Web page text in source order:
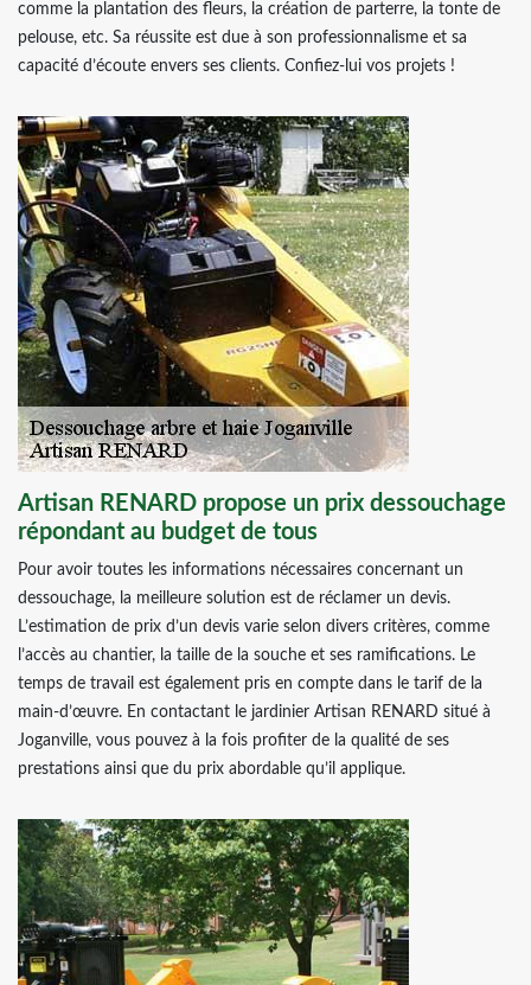
comme la plantation des fleurs, la création de parterre, la tonte de
pelouse, etc. Sa réussite est due à son professionnalisme et sa
capacité d’écoute envers ses clients. Confiez-lui vos projets !
Artisan RENARD propose un prix dessouchage
répondant au budget de tous
Pour avoir toutes les informations nécessaires concernant un
dessouchage, la meilleure solution est de réclamer un devis.
L’estimation de prix d’un devis varie selon divers critères, comme
l’accès au chantier, la taille de la souche et ses ramifications. Le
temps de travail est également pris en compte dans le tarif de la
main-d’œuvre. En contactant le jardinier Artisan RENARD situé à
Joganville, vous pouvez à la fois profiter de la qualité de ses
prestations ainsi que du prix abordable qu’il applique.